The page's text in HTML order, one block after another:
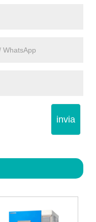
invia